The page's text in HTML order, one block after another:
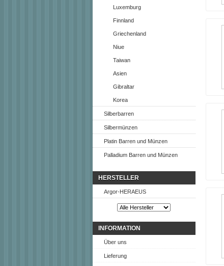
Luxemburg
Finnland
Griechenland
Niue
Taiwan
Asien
Gibraltar
Korea
Silberbarren
Silbermünzen
Platin Barren und Münzen
Palladium Barren und Münzen
HERSTELLER
Argor-HERAEUS
INFORMATION
Über uns
Lieferung